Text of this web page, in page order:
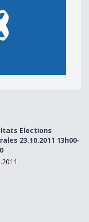
Elections
23.10.2011 13h00-